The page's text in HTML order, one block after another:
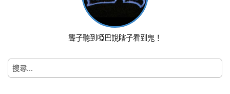
聾子聽到啞巴說瞎子看到鬼！
搜
尋